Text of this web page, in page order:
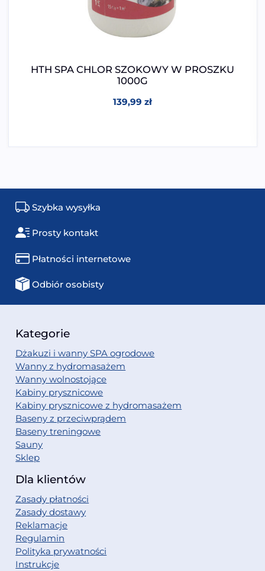
HTH SPA CHLOR SZOKOWY W PROSZKU
1000G
139,99zł
Szybka wysyłka
Prosty kontakt
Płatności internetowe
Odbiór osobisty
Kategorie
Dżakuzi i wanny SPA ogrodowe
Wanny z hydromasażem
Wanny wolnostojące
Kabiny prysznicowe
Kabiny prysznicowe z hydromasażem
Baseny z przeciwprądem
Baseny treningowe
Sauny
Sklep
Dla klientów
Zasady płatności
Zasady dostawy
Reklamacje
Regulamin
Polityka prywatności
Instrukcje